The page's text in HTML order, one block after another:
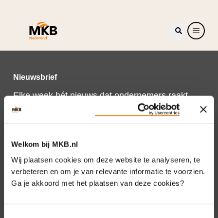
Welkom bij MKB.nl
Wij plaatsen cookies om deze website te analyseren, te
verbeteren en om je van relevante informatie te voorzien.
Ga je akkoord met het plaatsen van deze cookies?
Nieuwsbrief
Elke week hét nieuws dat ondernemers raakt.
Schrijf je nu in voor de MKB-Nederland
nieuwsbrief.
Schrijf je in
Direct naar
Over ons